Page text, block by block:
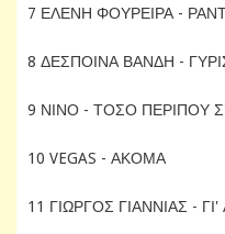
7 ΕΛΕΝΗ ΦΟΥΡΕΙΡΑ -
8 ΔΕΣΠΟΙΝΑ ΒΑΝΔΗ -
9 ΝΙΝΟ - ΤΟΣΟ ΠΕΡΙΠΟΥ
10 VEGAS - ΑΚΟΜΑ
11 ΓΙΩΡΓΟΣ ΓΙΑΝΝΙΑΣ -